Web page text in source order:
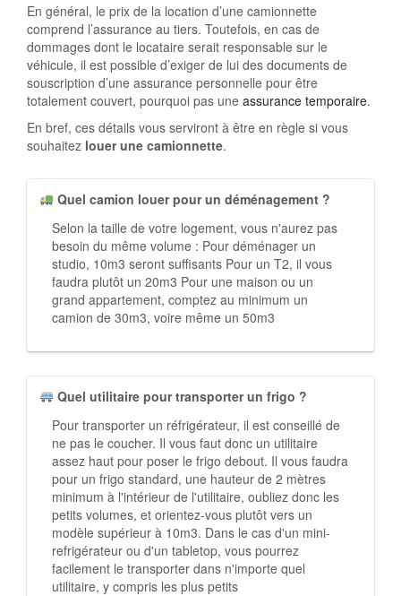
En général, le prix de la location d’une camionnette
comprend l’assurance au tiers. Toutefois, en cas de
dommages dont le locataire serait responsable sur le
véhicule, il est possible d’exiger de lui des documents de
souscription d’une assurance personnelle pour être
totalement couvert, pourquoi pas une assurance temporaire.
En bref, ces détails vous serviront à être en règle si vous
souhaitez louer une camionnette.
Quel camion louer pour un déménagement ?
Selon la taille de votre logement, vous n'aurez pas
besoin du même volume : Pour déménager un
studio, 10m3 seront suffisants Pour un T2, il vous
faudra plutôt un 20m3 Pour une maison ou un
grand appartement, comptez au minimum un
camion de 30m3, voire même un 50m3
Quel utilitaire pour transporter un frigo ?
Pour transporter un réfrigérateur, il est conseillé de
ne pas le coucher. Il vous faut donc un utilitaire
assez haut pour poser le frigo debout. Il vous faudra
pour un frigo standard, une hauteur de 2 mètres
minimum à l'intérieur de l'utilitaire, oubliez donc les
petits volumes, et orientez-vous plutôt vers un
modèle supérieur à 10m3. Dans le cas d'un mini-
refrigérateur ou d'un tabletop, vous pourrez
facilement le transporter dans n'importe quel
utilitaire, y compris les plus petits